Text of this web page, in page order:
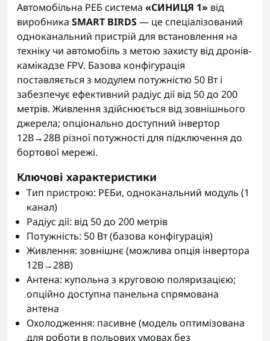
Автомобільна РЕБ система «СИНИЦЯ 1» від
виробника SMART BIRDS— це спеціалізований
одноканальний пристрій для встановлення на
техніку чи автомобіль з метою захисту від дронів-
камікадзе FPV. Базова конфігурація
поставляється з модулем потужністю 50 Вт і
забезпечує ефективний радіус дії від 50 до 200
метрів. Живлення здійснюється від зовнішнього
джерела; опціонально доступний інвертор
12В→28В різної потужності для підключення до
бортової мережі.
Ключові характеристики
Тип пристрою: РЕБи, одноканальний модуль (1
канал)
Радіус дії: від 50 до 200 метрів
Потужність: 50 Вт (базова конфігурація)
Живлення: зовнішнє (можлива опція інвертора
12В→28В)
Антена: купольна з круговою поляризацією;
опційно доступна панельна спрямована
антена
Охолодження: пасивне (модель оптимізована
для роботи в польових умовах без